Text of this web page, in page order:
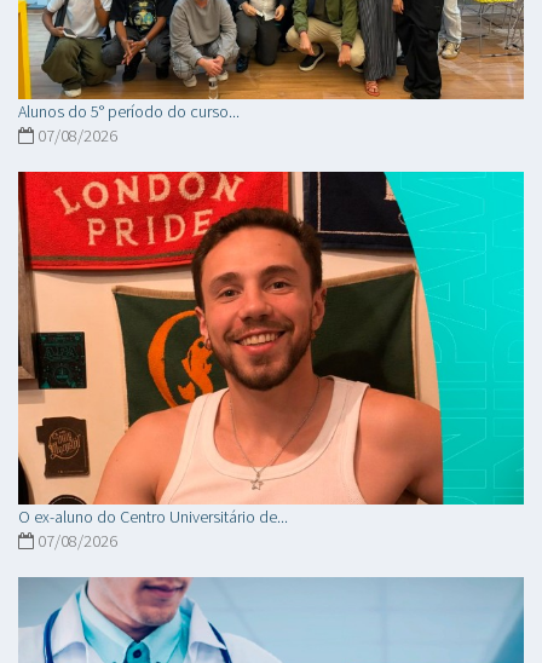
Alunos do 5° período do curso...
07/08/2026
O ex-aluno do Centro Universitário de...
07/08/2026